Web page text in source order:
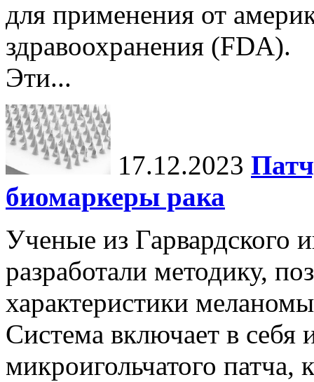
для применения от
здравоохранения (FDA).
Эти...
17.12.2023
биомаркеры рака
Ученые из
разработали методику,
характеристики
Система включает в себя
микроигольчатого патча,